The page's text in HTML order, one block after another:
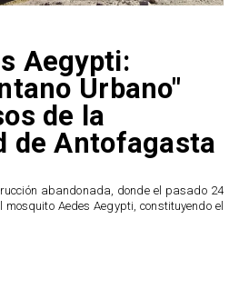
Aegypti:
Urbano"
de la
de Antofagasta
abandonada, donde el pasado 24
Aedes Aegypti, constituyendo el